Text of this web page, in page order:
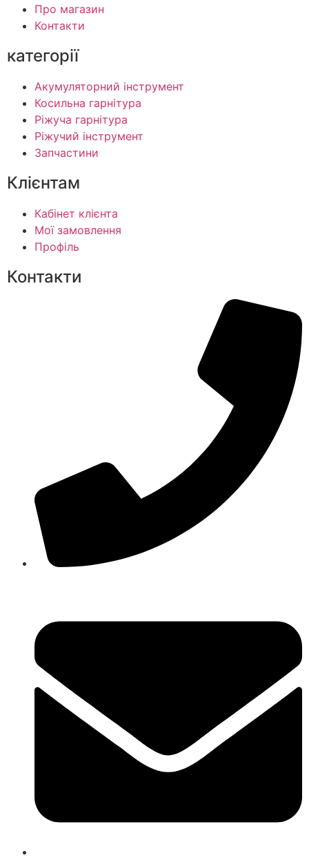
Про магазин
Контакти
категорії
Акумуляторний інструмент
Косильна гарнітура
Ріжуча гарнітура
Ріжучий інструмент
Запчастини
Клієнтам
Кабінет клієнта
Мої замовлення
Профіль
Контакти